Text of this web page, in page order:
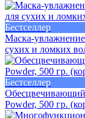
Бестселлер
Маска-
сухих и ломких
Бестселлер
Powder, 500 гр.